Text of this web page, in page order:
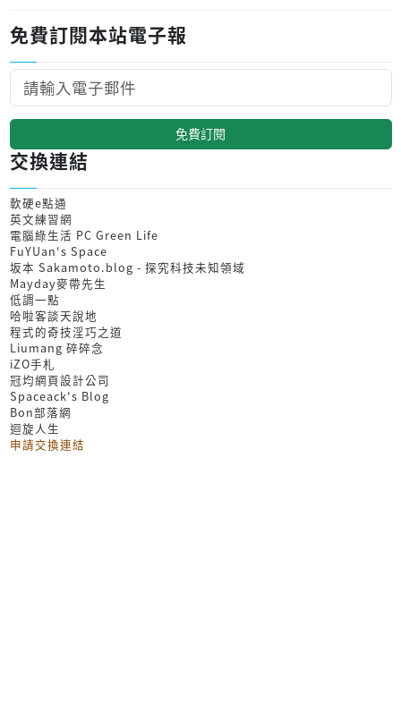
免費訂閱本站電子報
免費訂閱
交換連結
軟硬e點通
英文練習網
電腦綠生活 PC Green Life
FuYUan's Space
坂本 Sakamoto.blog - 探究科技未知領域
Mayday麥帶先生
低調一點
哈啦客談天說地
程式的奇技淫巧之道
Liumang 碎碎念
iZO手札
冠均網頁設計公司
Spaceack's Blog
Bon部落網
迴旋人生
申請交換連結